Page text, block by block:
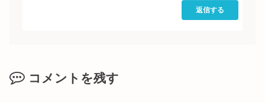
返信する
コメントを残す